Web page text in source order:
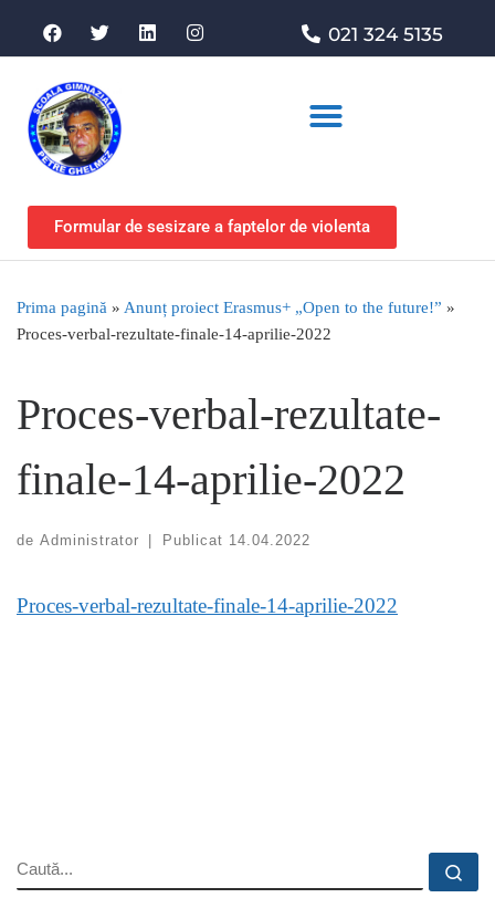
021 324 5135
Formular de sesizare a faptelor de violenta
Prima pagină » Anunț proiect Erasmus+ „Open to the future!” »
Proces-verbal-rezultate-finale-14-aprilie-2022
Proces-verbal-rezultate-
finale-14-aprilie-2022
de Administrator | Publicat 14.04.2022
Proces-verbal-rezultate-finale-14-aprilie-2022